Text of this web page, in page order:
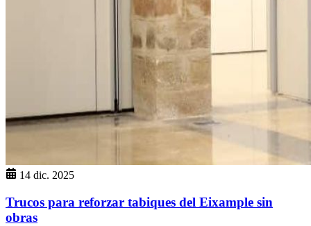
14 dic. 2025
Trucos para reforzar tabiques del Eixample sin
obras